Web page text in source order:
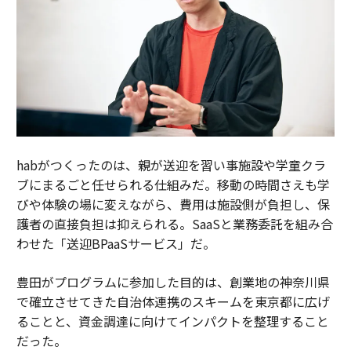
habがつくったのは、親が送迎を習い事施設や学童クラ
ブにまるごと任せられる仕組みだ。移動の時間さえも学
びや体験の場に変えながら、費用は施設側が負担し、保
護者の直接負担は抑えられる。SaaSと業務委託を組み合
わせた「送迎BPaaSサービス」だ。
豊田がプログラムに参加した目的は、創業地の神奈川県
で確立させてきた自治体連携のスキームを東京都に広げ
ることと、資金調達に向けてインパクトを整理すること
だった。